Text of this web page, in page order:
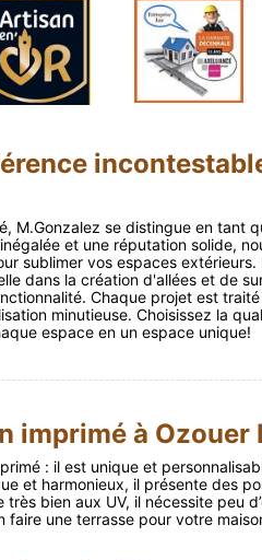
M.Gonzalez se distingue en tant
et une réputation solide,
sublimer vos espaces
dans la création d'allées et de
Chaque projet est
minutieuse. Choisissez la
espace en un espace unique!
imprimé à Ozouer
: il est unique et
et harmonieux, il présente des
bien aux UV, il nécessite peu
faire une terrasse pour votre